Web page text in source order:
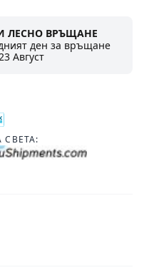
ЛЕСНО ВРЪЩАНЕ
ден за връщане
Август
СВЕТА: